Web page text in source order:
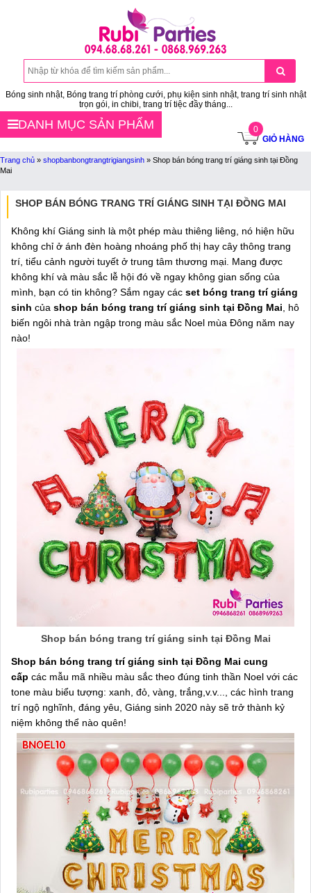
Bóng sinh nhật, Bóng trang trí phòng cưới, phụ kiện sinh nhật, trang trí sinh nhật
trọn gói, in chibi, trang trí tiệc đầy tháng...
0
GIỎ HÀNG
DANH MỤC SẢN PHẨM
Trang chủ » shopbanbongtrangtrigiangsinh » Shop bán bóng trang trí giáng sinh tại Đồng
Mai
SHOP BÁN BÓNG TRANG TRÍ GIÁNG SINH TẠI ĐỒNG MAI
Không khí Giáng sinh là một phép màu thiêng liêng, nó hiện hữu
không chỉ ở ánh đèn hoàng nhoáng phố thị hay cây thông trang
trí, tiểu cảnh người tuyết ở trung tâm thương mại. Mang được
không khí và màu sắc lễ hội đó về ngay không gian sống của
mình, bạn có tin không? Sắm ngay các set bóng trang trí giáng
sinh của shop bán bóng trang trí giáng sinh tại Đồng Mai , hô
biến ngôi nhà tràn ngập trong màu sắc Noel mùa Đông năm nay
nào!
Shop bán bóng trang trí giáng sinh tại Đồng Mai
Shop bán bóng trang trí giáng sinh tại Đồng Mai cung
cấp các mẫu mã nhiều màu sắc theo đúng tinh thần Noel với các
tone màu biểu tượng: xanh, đỏ, vàng, trắng,v.v..., các hình trang
trí ngộ nghĩnh, đáng yêu, Giáng sinh 2020 này sẽ trở thành kỷ
niệm không thể nào quên!